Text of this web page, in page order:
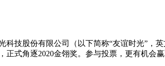
技股份有限公司（以下简称“友谊时光”，
式角逐2020金翎奖。参与投票，更有机会赢